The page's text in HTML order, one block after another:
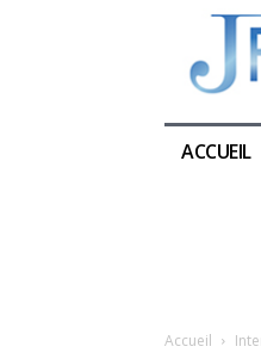
ACCUEIL
Accueil